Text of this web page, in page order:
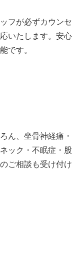
フが必ずカウンセ
いたします。安心
です。
ん、坐骨神経痛・
ック・不眠症・股
ご相談も受け付け